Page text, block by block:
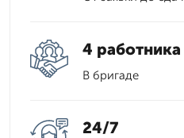
4 работника
В бригаде
24/7